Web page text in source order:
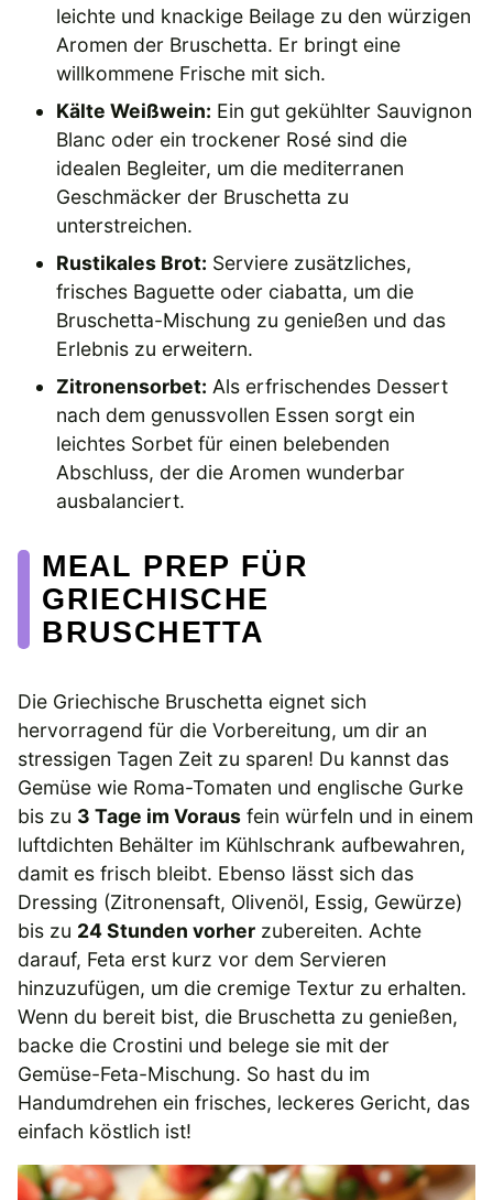
leichte und knackige Beilage zu den würzigen
Aromen der Bruschetta. Er bringt eine
willkommene Frische mit sich.
Kälte Weißwein: Ein gut gekühlter Sauvignon
Blanc oder ein trockener Rosé sind die
idealen Begleiter, um die mediterranen
Geschmäcker der Bruschetta zu
unterstreichen.
Rustikales Brot: Serviere zusätzliches,
frisches Baguette oder ciabatta, um die
Bruschetta-Mischung zu genießen und das
Erlebnis zu erweitern.
Zitronensorbet: Als erfrischendes Dessert
nach dem genussvollen Essen sorgt ein
leichtes Sorbet für einen belebenden
Abschluss, der die Aromen wunderbar
ausbalanciert.
MEAL PREP FÜR
GRIECHISCHE
BRUSCHETTA
Die Griechische Bruschetta eignet sich
hervorragend für die Vorbereitung, um dir an
stressigen Tagen Zeit zu sparen! Du kannst das
Gemüse wie Roma-Tomaten und englische Gurke
bis zu 3 Tage im Voraus fein würfeln und in einem
luftdichten Behälter im Kühlschrank aufbewahren,
damit es frisch bleibt. Ebenso lässt sich das
Dressing (Zitronensaft, Olivenöl, Essig, Gewürze)
bis zu 24 Stunden vorher zubereiten. Achte
darauf, Feta erst kurz vor dem Servieren
hinzuzufügen, um die cremige Textur zu erhalten.
Wenn du bereit bist, die Bruschetta zu genießen,
backe die Crostini und belege sie mit der
Gemüse-Feta-Mischung. So hast du im
Handumdrehen ein frisches, leckeres Gericht, das
einfach köstlich ist!